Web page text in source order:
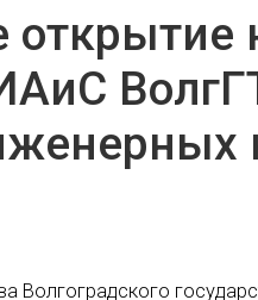
открытие
Волгоградского